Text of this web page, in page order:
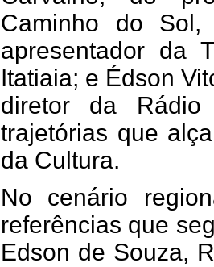
Caminho do
apresentador da
Itatiaia; e Édson
diretor da
trajetórias que
da Cultura.
No cenário
referências que
Edson de Souza,